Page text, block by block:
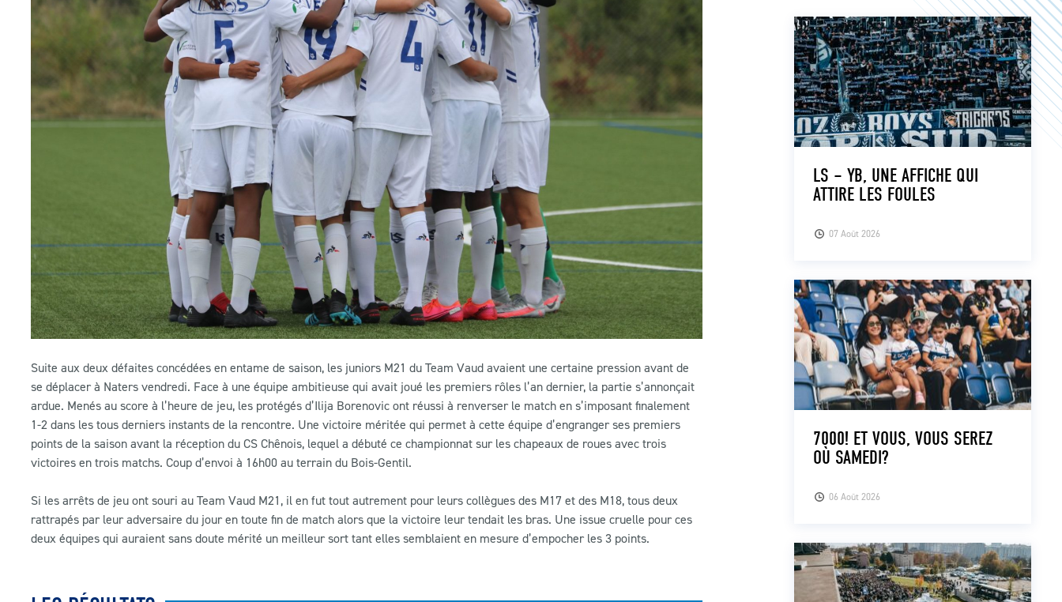
Suite aux deux défaites concédées en entame de saison, les juniors M21 du Team Vaud avaient une certaine pression avant de
se déplacer à Naters vendredi. Face à une équipe ambitieuse qui avait joué les premiers rôles l’an dernier, la partie s’annonçait
ardue. Menés au score à l’heure de jeu, les protégés d’Ilija Borenovic ont réussi à renverser le match en s’imposant finalement
1-2 dans les tous derniers instants de la rencontre. Une victoire méritée qui permet à cette équipe d’engranger ses premiers
points de la saison avant la réception du CS Chênois, lequel a débuté ce championnat sur les chapeaux de roues avec trois
victoires en trois matchs. Coup d’envoi à 16h00 au terrain du Bois-Gentil.
Si les arrêts de jeu ont souri au Team Vaud M21, il en fut tout autrement pour leurs collègues des M17 et des M18, tous deux
rattrapés par leur adversaire du jour en toute fin de match alors que la victoire leur tendait les bras. Une issue cruelle pour ces
deux équipes qui auraient sans doute mérité un meilleur sort tant elles semblaient en mesure d’empocher les 3 points.
07 Août 2026
LS – YB, UNE AFFICHE QUI
ATTIRE LES FOULES
06 Août 2026
7000! ET VOUS, VOUS SEREZ
OÙ SAMEDI?